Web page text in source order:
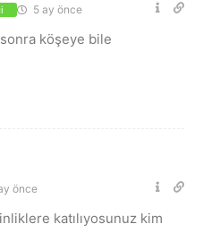
5 ay önce
köşeye bile
önce
katılıyosunuz kim